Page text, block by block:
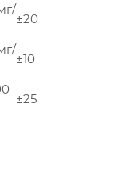
±20
±10
±25